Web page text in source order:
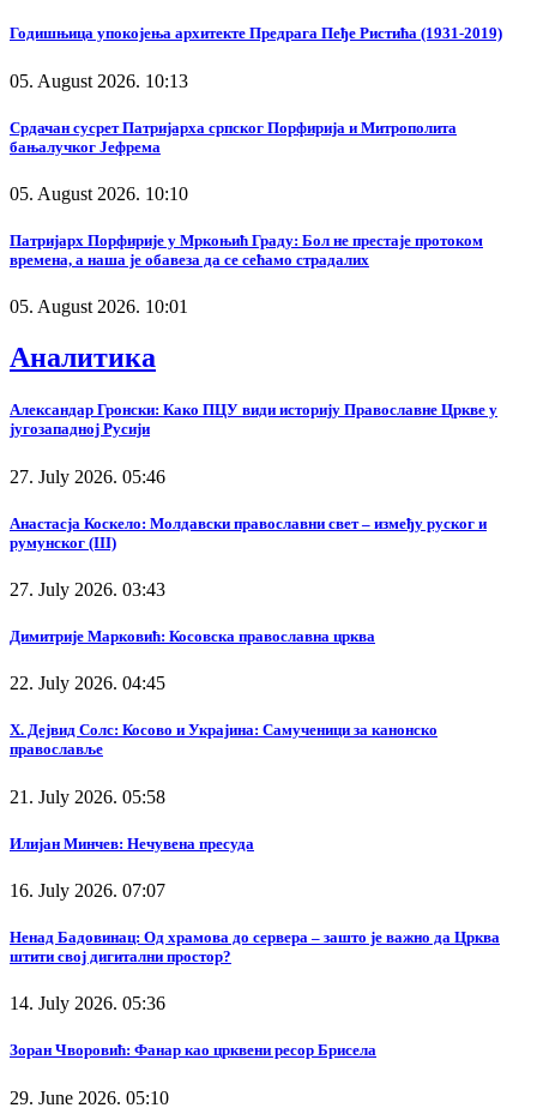
Годишњица упокојења архитекте Предрага Пеђе Ристића (1931-2019)
05. August 2026. 10:13
Срдачан сусрет Патријарха српског Порфирија и Митрополита
бањалучког Јефрема
05. August 2026. 10:10
Патријарх Порфирије у Мркоњић Граду: Бол не престаје протоком
времена, а наша је обавеза да се сећамо страдалих
05. August 2026. 10:01
Аналитика
Александар Гронски: Како ПЦУ види историју Православне Цркве у
југозападној Русији
27. July 2026. 05:46
Анастасја Коскело: Молдавски православни свет – између руског и
румунског (III)
27. July 2026. 03:43
Димитрије Марковић: Косовска православна црква
22. July 2026. 04:45
Х. Дејвид Солс: Косово и Украјина: Самученици за канонско
православље
21. July 2026. 05:58
Илијан Минчев: Нечувена пресуда
16. July 2026. 07:07
Ненад Бадовинац: Од храмова до сервера – зашто је важно да Црква
штити свој дигитални простор?
14. July 2026. 05:36
Зоран Чворовић: Фанар као црквени ресор Брисела
29. June 2026. 05:10